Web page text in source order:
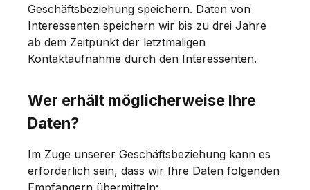
Geschäftsbeziehung speichern. Daten von
Interessenten speichern wir bis zu drei Jahre
ab dem Zeitpunkt der letztmaligen
Kontaktaufnahme durch den Interessenten.
Wer erhält möglicherweise Ihre
Daten?
Im Zuge unserer Geschäftsbeziehung kann es
erforderlich sein, dass wir Ihre Daten folgenden
Empfängern übermitteln: